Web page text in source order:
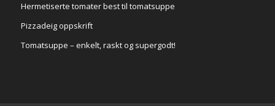
Hermetiserte tomater best til tomatsuppe
Pizzadeig oppskrift
Tomatsuppe – enkelt, raskt og supergodt!